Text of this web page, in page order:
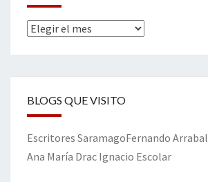
Archivos
BLOGS QUE VISITO
Escritores SaramagoFernando Arrabal
Ana María Drac Ignacio Escolar